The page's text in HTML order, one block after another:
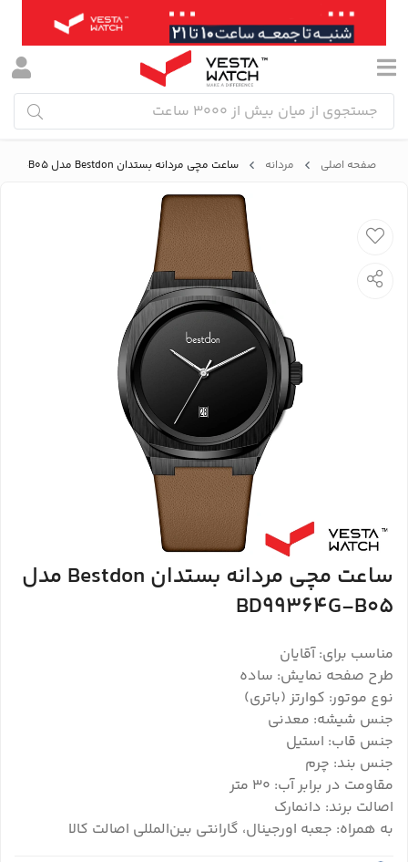
صفحه اصلی مردانه ساعت مچی مردانه بستدان Bestdon مدل BD99364G-B05
ساعت مچی مردانه بستدان Bestdon مدل
BD99364G-B05
مناسب برای: آقایان
طرح صفحه نمایش: ساده
نوع موتور: کوارتز (باتری)
جنس شیشه: معدنی
جنس قاب: استیل
جنس بند: چرم
مقاومت در برابر آب: 30 متر
اصالت برند: دانمارک
به همراه: جعبه اورجینال، گارانتی بین‌المللی اصالت کالا